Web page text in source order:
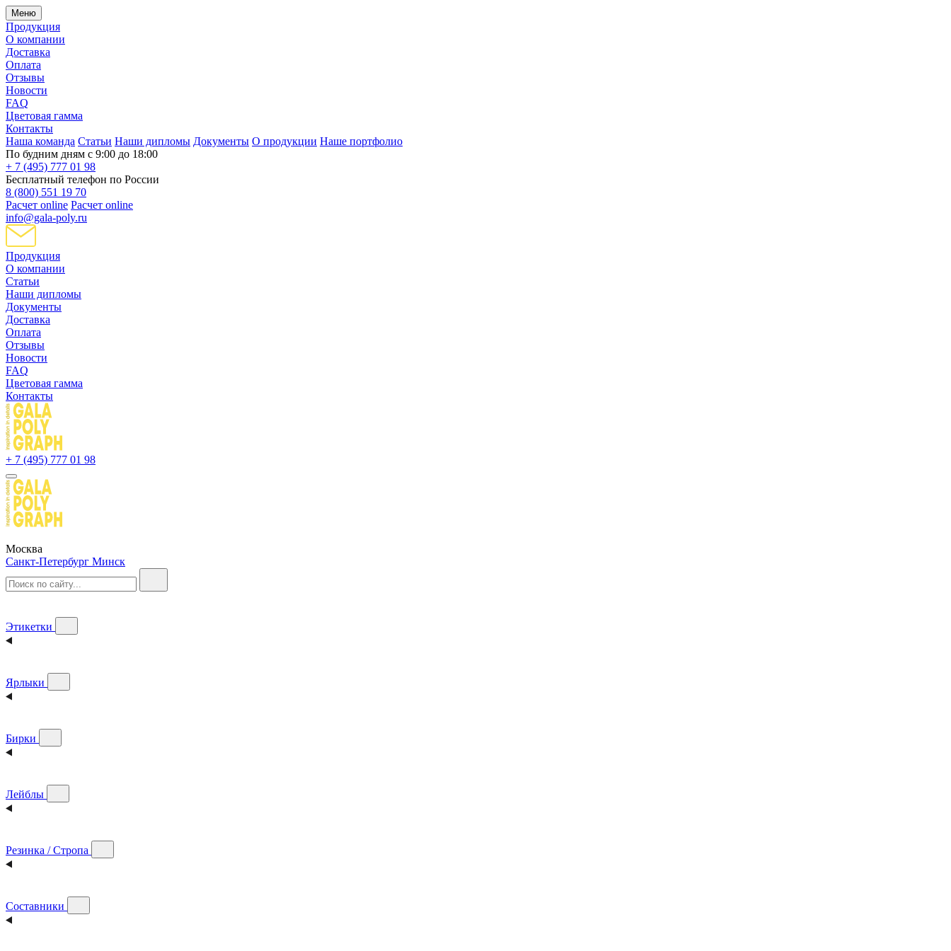
Меню
Продукция
О компании
Доставка
Оплата
Отзывы
Новости
FAQ
Цветовая гамма
Контакты
Наша команда Статьи Наши дипломы Документы О продукции Наше портфолио
По будним дням с 9:00 до 18:00
+ 7 (495) 777 01 98
Бесплатный телефон по России
8 (800) 551 19 70
Расчет online Расчет online
info@gala-poly.ru
Продукция
О компании
Статьи
Наши дипломы
Документы
Доставка
Оплата
Отзывы
Новости
FAQ
Цветовая гамма
Контакты
+ 7 (495) 777 01 98
Москва
Санкт-Петербург Минск
Этикетки
Ярлыки
Бирки
Лейблы
Резинка / Стропа
Составники